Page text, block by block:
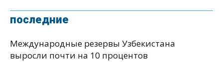
последние
Международные резервы Узбекистана
выросли почти на 10 процентов